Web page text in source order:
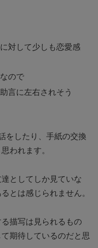
対して少しも恋愛感
ので
言に左右されそう
をしたり、手紙の交換
われます。
としてしか見ていな
とは感じられません。
描写は見られるもの
期待しているのだと思